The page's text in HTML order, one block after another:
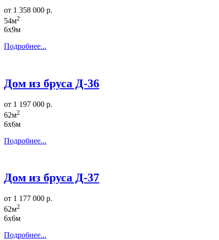
от 1 358 000 р.
54м2
6х9м
Подробнее...
Дом из бруса Д-36
от 1 197 000 р.
62м2
6х6м
Подробнее...
Дом из бруса Д-37
от 1 177 000 р.
62м2
6х6м
Подробнее...